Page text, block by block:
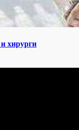
хирурги